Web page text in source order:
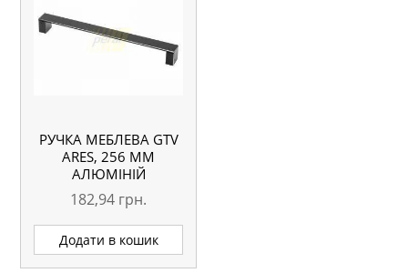
РУЧКА МЕБЛЕВА GTV
ARES, 256 ММ
АЛЮМІНІЙ
182,94 грн.
Додати в кошик